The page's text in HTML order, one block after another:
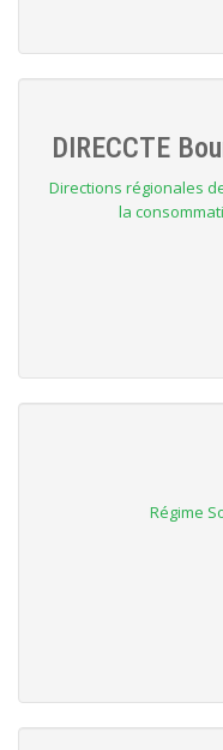
DIRECCTE
Directions régionales
la
Régime